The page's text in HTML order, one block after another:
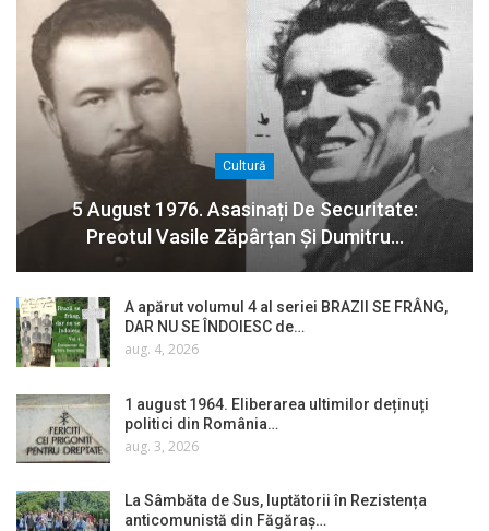
Cultură
5 August 1976. Asasinați De Securitate:
Preotul Vasile Zăpârțan Și Dumitru…
A apărut volumul 4 al seriei BRAZII SE FRÂNG,
DAR NU SE ÎNDOIESC de…
aug. 4, 2026
1 august 1964. Eliberarea ultimilor deținuți
politici din România…
aug. 3, 2026
La Sâmbăta de Sus, luptătorii în Rezistența
anticomunistă din Făgăraș…